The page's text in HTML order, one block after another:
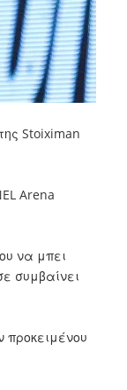
Stoiximan
Arena
να μπει
συμβαίνει
προκειμένου